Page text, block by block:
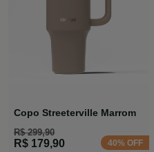
Copo Streeterville Marrom
R$ 299,90
R$ 179,90 40% OFF